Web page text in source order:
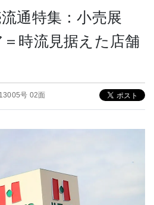
通特集：小売展
時流見据えた店舗
号 02面